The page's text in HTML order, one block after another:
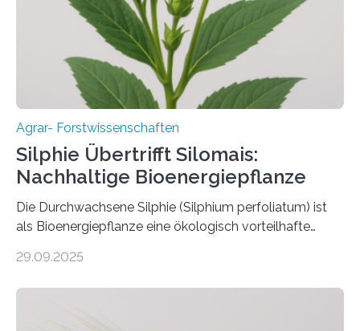
Marc F. Schetelig am Institut für
Insektenbiotechnologie neue biologische und
biotechnologische Verfahren zur…
Agrar- Forstwissenschaften
Silphie Übertrifft Silomais:
Nachhaltige Bioenergiepflanze
Die Durchwachsene Silphie (Silphium perfoliatum) ist
als Bioenergiepflanze eine ökologisch vorteilhafte
mehrjährigen Vergleichsstudie von Forschenden der
nach nachhaltigen Alternativen zur Energiegewinnung
29.09.2025